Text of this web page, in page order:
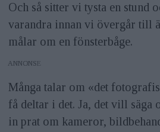
Och så sitter vi tysta en stund
varandra innan vi övergår till
målar om en fönsterbåge.
ANNONS
Många talar om «det
få deltar i det. Ja, det vill säga
in prat om kameror,